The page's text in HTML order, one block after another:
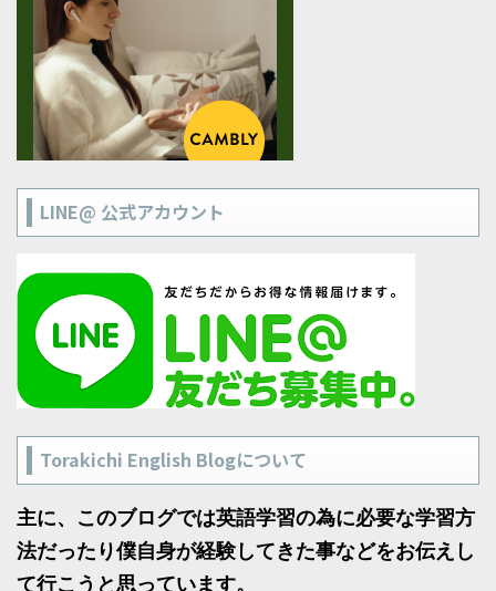
LINE@ 公式アカウント
Torakichi English Blogについて
主に、このブログでは英語学習の為に必要な学習方
法だったり僕自身が経験してきた事などをお伝えし
て行こうと思っています。